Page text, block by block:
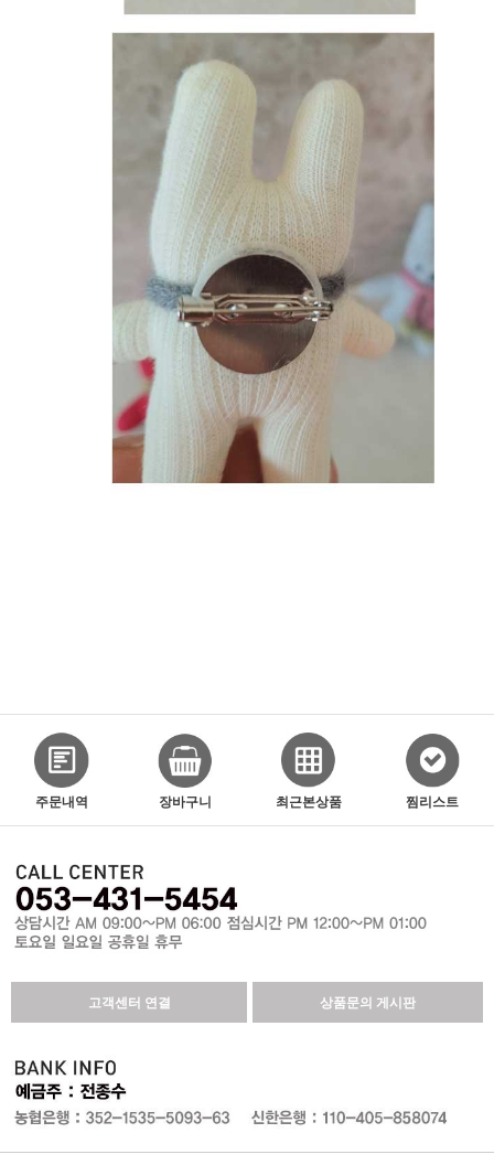
주문내역 장바구니 최근본상품 찜리스트
고객센터 연결 상품문의 게시판